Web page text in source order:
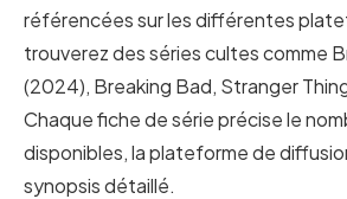
référencées sur les différentes
trouverez des séries cultes comme
(2024), Breaking Bad, Stranger
Chaque fiche de série précise le
disponibles, la plateforme de
synopsis détaillé.